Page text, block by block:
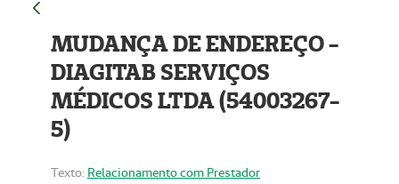
MUDANÇA DE ENDEREÇO -
DIAGITAB SERVIÇOS
MÉDICOS LTDA (54003267-
5)
Texto: Relacionamento com Prestador